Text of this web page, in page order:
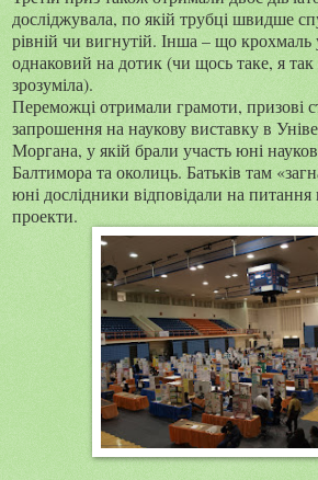
досліджувала, по якій трубці швидше
рівній чи вигнутій. Інша – що крохмаль
однаковий на дотик (чи щось таке, я так
зрозуміла).
Переможці отримали грамоти, призові
запрошення на наукову виставку в
Моргана, у якій брали участь юні
Балтимора та околиць. Батьків там
юні дослідники відповідали на питання
проекти.